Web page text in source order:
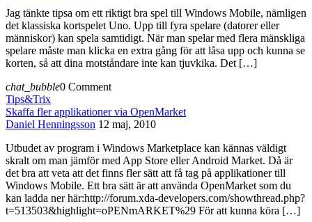
Jag tänkte tipsa om ett riktigt bra spel till Windows Mobile, nämligen
det klassiska kortspelet Uno. Upp till fyra spelare (datorer eller
människor) kan spela samtidigt. När man spelar med flera mänskliga
spelare måste man klicka en extra gång för att låsa upp och kunna se
korten, så att dina motståndare inte kan tjuvkika. Det […]
chat_bubble0 Comment
Tips&Trix
Skaffa fler applikationer via OpenMarket
Daniel Henningsson 12 maj, 2010
Utbudet av program i Windows Marketplace kan kännas väldigt
skralt om man jämför med App Store eller Android Market. Då är
det bra att veta att det finns fler sätt att få tag på applikationer till
Windows Mobile. Ett bra sätt är att använda OpenMarket som du
kan ladda ner här:http://forum.xda-developers.com/showthread.php?
t=513503&highlight=oPENmARKET%29 För att kunna köra […]